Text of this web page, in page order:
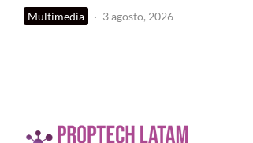
Multimedia · 3 agosto, 2026